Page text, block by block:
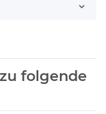
folgende